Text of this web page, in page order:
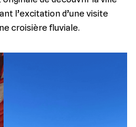
l’excitation d’une visite
croisière fluviale.